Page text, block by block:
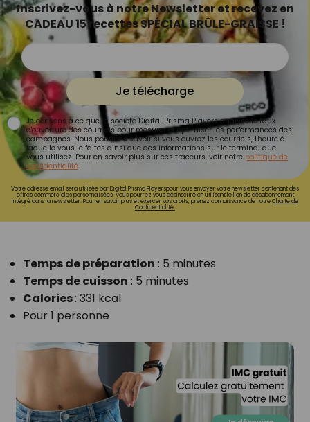
Inscrivez-vous à notre Newsletter et recevez en
CADEAU 15 recettes SPÉCIAL BRÛLE-GRAISSE !
Je télécharge
Je consens à ce que la société Digital Prisma Players analyse le taux
d'ouverture des courriels pour mesurer et optimiser les performances des
campagnes. Nous pourrons savoir si vous ouvrez les courriels, l'heure à
laquelle vous le faites ainsi que des informations sur le terminal que
vous utilisez. Pour en savoir plus sur ces traceurs, voir notre politique de
confidentialité.
Votre adresse email sera utilisée par Digital Prisma Playerspour vous envoyer votre newsletter contenant des
offres commerciales personnalisées. Vous pourrez vous désinscrire en utilisant le lien de désabonnement
intégré dans la newsletter. Pour en savoir plus et exercer vos droits, prenez connaissance de notreCharte de
Confidentialité.
Temps de préparation : 5 minutes
Temps de cuisson : 5 minutes
Calories: 331 kcal
Pour 1 personne